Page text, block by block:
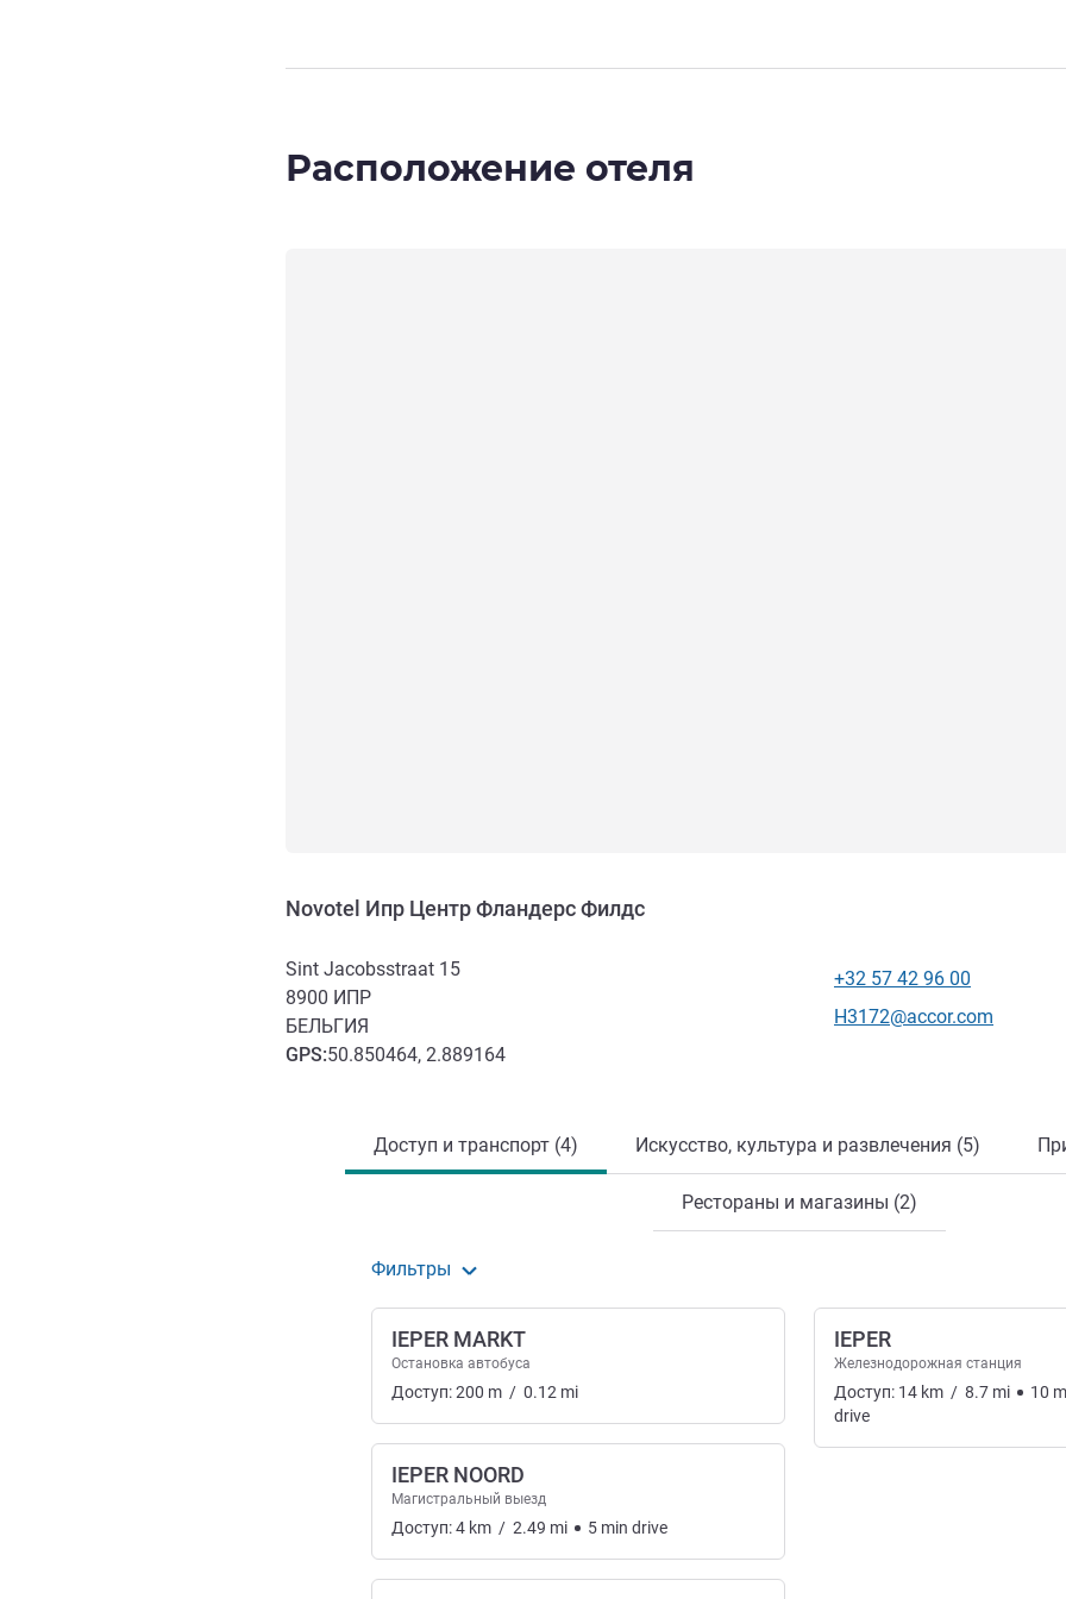
Расположение отеля
Novotel Ипр Центр Фландерс Филдс
Sint Jacobsstraat 15
8900 ИПР
БЕЛЬГИЯ
GPS:50.850464, 2.889164
Телефон
+32 57 42 96 00
Контактный адрес
H3172@accor.com
Доступ и транспорт (4) Искусство, культура и развлечения (5)
Рестораны и магазины (2)
Фильтры
IEPER MARKT
Остановка автобуса
Доступ:200 m / 0.12 mi
IEPER NOORD
Магистральный выезд
Доступ:4 km / 2.49 mi 5 min drive
IEPER
Железнодорожная станция
Доступ: 14 km / 8.7 mi 10
drive